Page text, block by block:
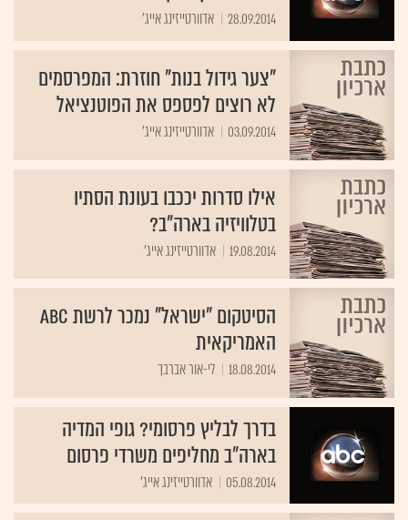
28.09.2014 אדוורטייזינג אייג'
"צער גידול בנות" חוזרת: המפרסמים
לא רוצים לפספס את הפוטנציאל
03.09.2014 אדוורטייזינג אייג'
אילו סדרות יככבו בעונת הסתיו
בטלוויזיה בארה"ב?
19.08.2014 אדוורטייזינג אייג'
הסיטקום "ישראל" נמכר לרשת ABC
האמריקאית
18.08.2014 לי-אור אברבך
בדרך לבליץ פרסומי? גופי המדיה
בארה"ב מחליפים משרדי פרסום
05.08.2014 אדוורטייזינג אייג'